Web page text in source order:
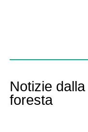
Notizie dalla
foresta